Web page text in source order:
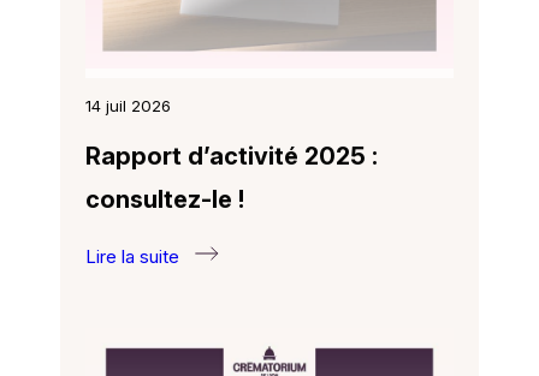
14 juil 2026
Rapport d’activité 2025 :
consultez-le !
Lire la suite
: